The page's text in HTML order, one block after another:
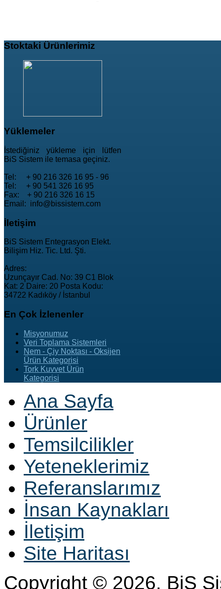
Stoktaki Ürünlerimiz
Yüklemeler
İstediğiniz yükleme için lütfen
BiS Sistem ile temasa geçiniz.
Tel: + 90 216 326 16 95 - 96
Tel: + 90 541 326 16 95
Fax: + 90 216 326 16 15
Email: info@bissistem.com
İletişim
BiS Sistem Entegrasyon Elekt.
Bilişim Hiz. Tic. Ltd. Şti.
Adres:
Uzunçayır Cad. No: 39 C1 Blok
Kat: 2 Daire: 20 Posta Kodu:
34722 Kadıköy / İstanbul
En Çok İzlenenler
Misyonumuz
Veri Toplama Sistemleri
Nem - Çiy Noktası - Oksijen
Ürün Kategorisi
Tork Kuvvet Ürün
Kategorisi
Ana Sayfa
Ürünler
Temsilcilikler
Yeteneklerimiz
Referanslarımız
İnsan Kaynakları
İletişim
Site Haritası
Copyright © 2026. BiS